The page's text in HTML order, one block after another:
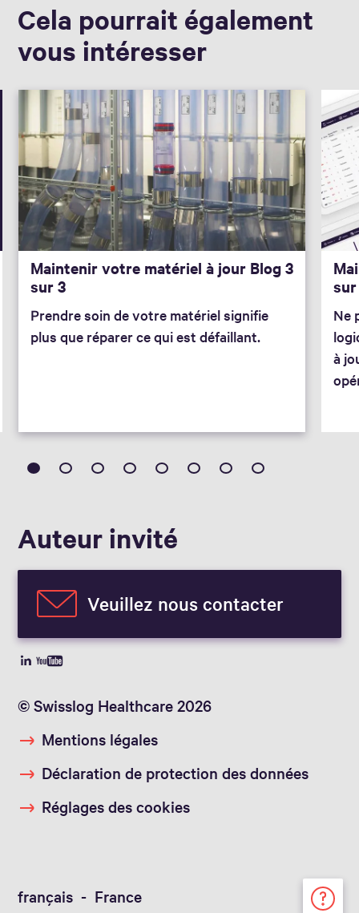
Cela pourrait également
vous intéresser
Maintenir votre matériel à jour Blog 3
sur 3
Prendre soin de votre matériel signifie
plus que réparer ce qui est défaillant.
Ne
à
Auteur invité
Veuillez nous contacter
© Swisslog Healthcare 2026
Mentions légales
Déclaration de protection des données
Réglages des cookies
français - France